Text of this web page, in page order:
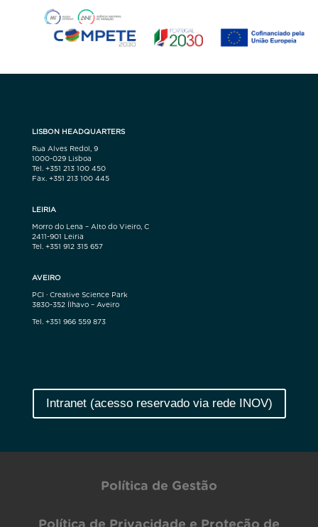
LISBON HEADQUARTERS
Rua Alves Redol, 9
1000-029 Lisboa
Tel. +351 213 100 450
Fax. +351 213 100 445
LEIRIA
Morro do Lena – Alto do Vieiro, C
2411-901 Leiria
Tel. +351 912 315 657
AVEIRO
PCI · Creative Science Park
3830-352 Ílhavo – Aveiro
Tel. +351 966 559 873
Intranet (acesso reservado via rede INOV)
Política de Gestão
Política de Privacidade e Proteção de